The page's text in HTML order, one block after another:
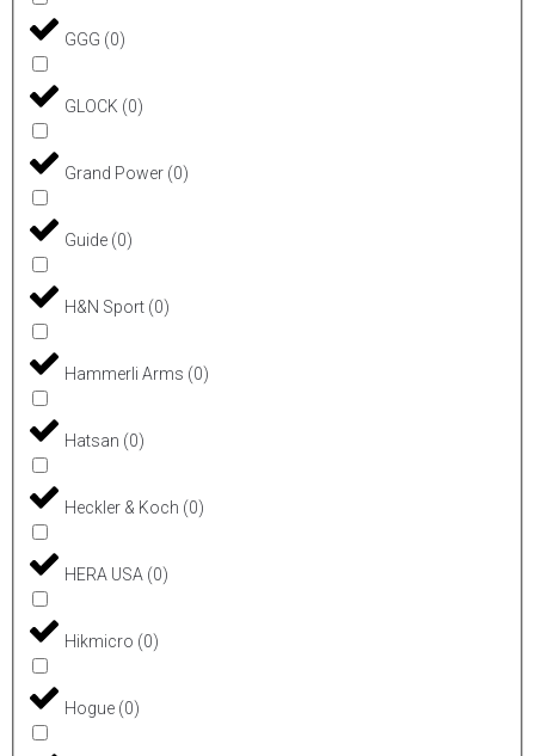
GGG (0)
GLOCK (0)
Grand Power (0)
Guide (0)
H&N Sport (0)
Hammerli Arms (0)
Hatsan (0)
Heckler & Koch (0)
HERA USA (0)
Hikmicro (0)
Hogue (0)